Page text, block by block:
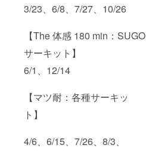
3/23、6/8、7/27、10/26
【The 体感 180 min：SUGO
サーキット】
6/1、12/14
【マツ耐：各種サーキッ
ト】
4/6、6/15、7/26、8/3、